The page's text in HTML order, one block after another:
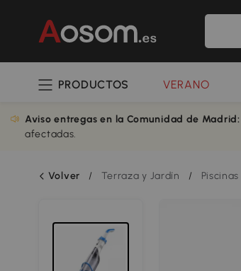
PRODUCTOS VERANO
Aviso entregas en la Comunidad de Madrid:
afectadas.
Volver / Terraza y Jardín / Piscinas